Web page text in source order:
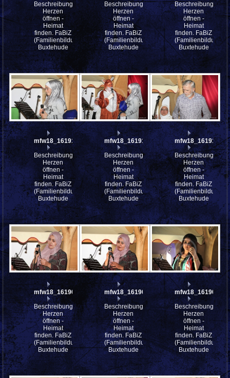
Beschreibung:
Herzen
öffnen -
Heimat
finden. FaBiZ
(Familienbildungszentrum)
Buxtehude
Beschreibung:
Herzen
öffnen -
Heimat
finden. FaBiZ
(Familienbildungszentrum)
Buxtehude
Beschreibung:
Herzen
öffnen -
Heimat
finden. FaBiZ
Buxtehude
mfw18_161913
Beschreibung:
Herzen
öffnen -
Heimat
finden. FaBiZ
(Familienbildungszentrum)
Buxtehude
mfw18_161912
Beschreibung:
Herzen
öffnen -
Heimat
finden. FaBiZ
(Familienbildungszentrum)
Buxtehude
mfw18_161911
Beschreibung:
Herzen
öffnen -
Heimat
finden. FaBiZ
Buxtehude
mfw18_161908
Beschreibung:
Herzen
öffnen -
Heimat
finden. FaBiZ
(Familienbildungszentrum)
Buxtehude
mfw18_161906
Beschreibung:
Herzen
öffnen -
Heimat
finden. FaBiZ
(Familienbildungszentrum)
Buxtehude
mfw18_161903
Beschreibung:
Herzen
öffnen -
Heimat
finden. FaBiZ
Buxtehude